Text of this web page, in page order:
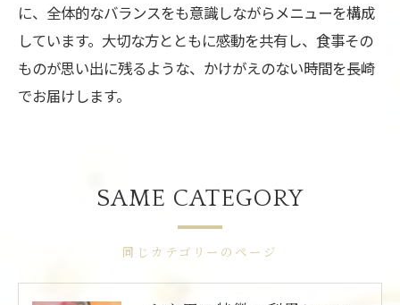
に、全体的なバランスをも意識しながらメニューを構成
しています。大切な方とともに感動を共有し、食事その
ものが思い出に残るような、かけがえのない時間を長崎
でお届けします。
同じカテゴリーのページ
SAME CATEGORY